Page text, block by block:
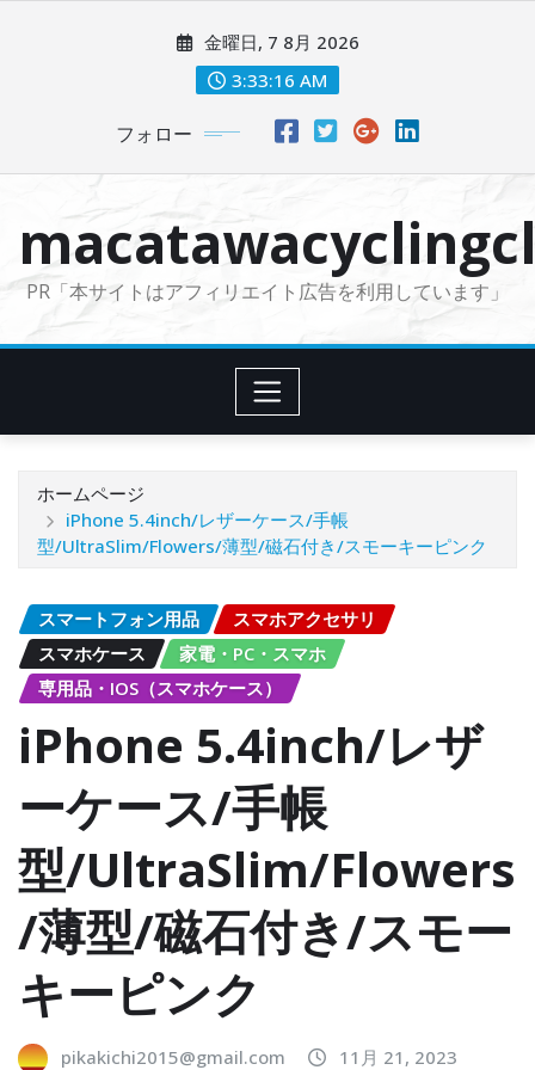
に
金曜日, 7 8月 2026
3:33:17 AM
フォロー
PR「本サイトはアフィリエイト広告を利用しています」
ホームページ
iPhone 5.4inch/レザーケース/手帳
型/UltraSlim/Flowers/薄型/磁石付き/スモーキーピンク
スマートフォン用品
スマホアクセサリ
スマホケース
家電・PC・スマホ
専用品・IOS（スマホケース）
iPhone 5.4inch/レザ
ーケース/手帳
型/UltraSlim/Flowers
/薄型/磁石付き/スモー
キーピンク
pikakichi2015@gmail.com 11月 21, 2023